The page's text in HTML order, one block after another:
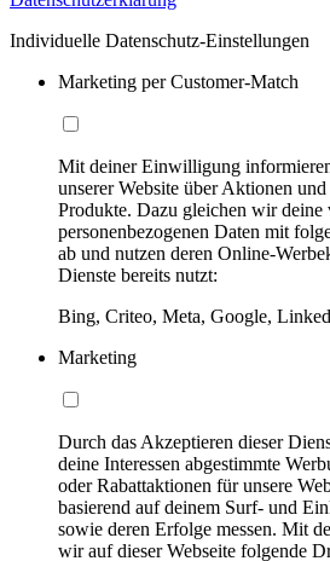
Individuelle Datenschutz-Einstellungen
Marketing per Customer-Match
Mit deiner Einwilligung
unserer Website über Aktionen
Produkte. Dazu gleichen wir deine
personenbezogenen Daten mit
ab und nutzen deren Online-
Dienste bereits nutzt:
Bing, Criteo, Meta, Google,
Marketing
Durch das Akzeptieren dieser
deine Interessen abgestimmte
oder Rabattaktionen für unsere
basierend auf deinem Surf- und
sowie deren Erfolge messen. Mit
wir auf dieser Webseite folgende